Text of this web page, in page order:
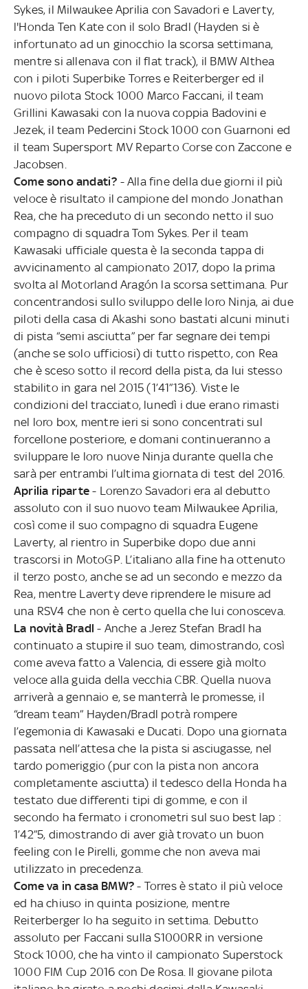
Sykes, il Milwaukee Aprilia con Savadori e Laverty,
l'Honda Ten Kate con il solo Bradl (Hayden si è
infortunato ad un ginocchio la scorsa settimana,
mentre si allenava con il flat track), il BMW Althea
con i piloti Superbike Torres e Reiterberger ed il
nuovo pilota Stock 1000 Marco Faccani, il team
Grillini Kawasaki con la nuova coppia Badovini e
Jezek, il team Pedercini Stock 1000 con Guarnoni ed
il team Supersport MV Reparto Corse con Zaccone e
Jacobsen.
Come sono andati? - Alla fine della due giorni il più
veloce è risultato il campione del mondo Jonathan
Rea, che ha preceduto di un secondo netto il suo
compagno di squadra Tom Sykes. Per il team
Kawasaki ufficiale questa è la seconda tappa di
avvicinamento al campionato 2017, dopo la prima
svolta al Motorland Aragón la scorsa settimana. Pur
concentrandosi sullo sviluppo delle loro Ninja, ai due
piloti della casa di Akashi sono bastati alcuni minuti
di pista “semi asciutta” per far segnare dei tempi
(anche se solo ufficiosi) di tutto rispetto, con Rea
che è sceso sotto il record della pista, da lui stesso
stabilito in gara nel 2015 (1’41”136). Viste le
condizioni del tracciato, lunedì i due erano rimasti
nel loro box, mentre ieri si sono concentrati sul
forcellone posteriore, e domani continueranno a
sviluppare le loro nuove Ninja durante quella che
sarà per entrambi l’ultima giornata di test del 2016.
Aprilia riparte- Lorenzo Savadori era al debutto
assoluto con il suo nuovo team Milwaukee Aprilia,
così come il suo compagno di squadra Eugene
Laverty, al rientro in Superbike dopo due anni
trascorsi in MotoGP. L’italiano alla fine ha ottenuto
il terzo posto, anche se ad un secondo e mezzo da
Rea, mentre Laverty deve riprendere le misure ad
una RSV4 che non è certo quella che lui conosceva.
La novità Bradl - Anche a Jerez Stefan Bradl ha
continuato a stupire il suo team, dimostrando, così
come aveva fatto a Valencia, di essere già molto
veloce alla guida della vecchia CBR. Quella nuova
arriverà a gennaio e, se manterrà le promesse, il
“dream team” Hayden/Bradl potrà rompere
l’egemonia di Kawasaki e Ducati. Dopo una giornata
passata nell’attesa che la pista si asciugasse, nel
tardo pomeriggio (pur con la pista non ancora
completamente asciutta) il tedesco della Honda ha
testato due differenti tipi di gomme, e con il
secondo ha fermato i cronometri sul suo best lap :
1’42”5, dimostrando di aver già trovato un buon
feeling con le Pirelli, gomme che non aveva mai
utilizzato in precedenza.
Come va in casa BMW?- Torres è stato il più veloce
ed ha chiuso in quinta posizione, mentre
Reiterberger lo ha seguito in settima. Debutto
assoluto per Faccani sulla S1000RR in versione
Stock 1000, che ha vinto il campionato Superstock
1000 FIM Cup 2016 con De Rosa. Il giovane pilota